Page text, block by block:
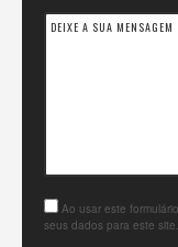
Ao usar este
seus dados para este site.